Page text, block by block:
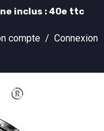
inclus : 40e ttc
compte / Connexion